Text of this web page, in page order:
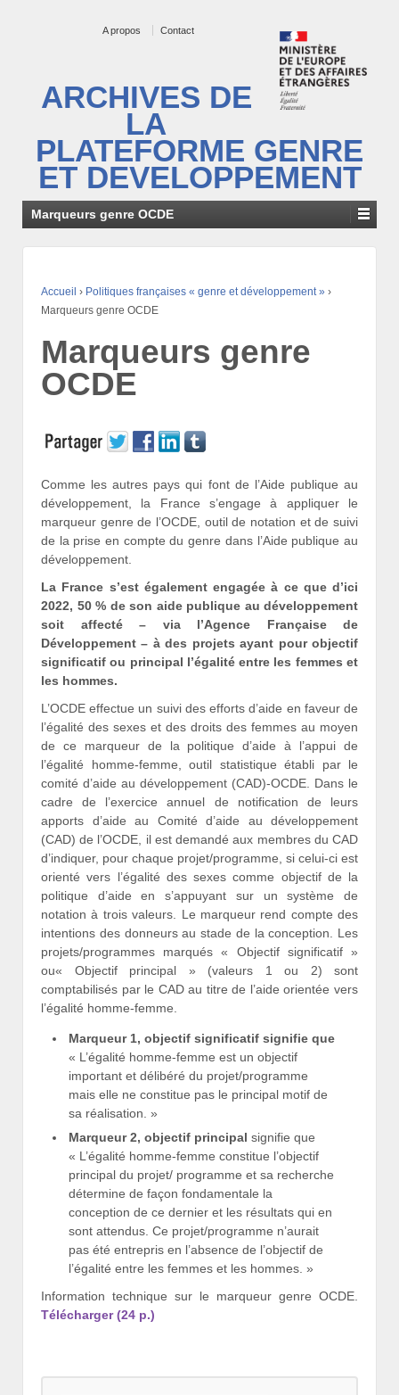
A propos Contact
ARCHIVES DE
LA
PLATEFORME GENRE
ET DEVELOPPEMENT
Marqueurs genre OCDE
Accueil › Politiques françaises « genre et développement » ›
Marqueurs genre OCDE
Marqueurs genre
OCDE
Comme les autres pays qui font de l’Aide publique au
développement, la France s’engage à appliquer le
marqueur genre de l’OCDE, outil de notation et de suivi
de la prise en compte du genre dans l’Aide publique au
développement.
La France s’est également engagée à ce que d’ici
2022, 50 % de son aide publique au développement
soit affecté – via l’Agence Française de
Développement – à des projets ayant pour objectif
significatif ou principal l’égalité entre les femmes et
les hommes.
L’OCDE effectue un suivi des efforts d’aide en faveur de
l’égalité des sexes et des droits des femmes au moyen
de ce marqueur de la politique d’aide à l’appui de
l’égalité homme-femme, outil statistique établi par le
comité d’aide au développement (CAD)-OCDE. Dans le
cadre de l’exercice annuel de notification de leurs
apports d’aide au Comité d’aide au développement
(CAD) de l’OCDE, il est demandé aux membres du CAD
d’indiquer, pour chaque projet/programme, si celui-ci est
orienté vers l’égalité des sexes comme objectif de la
politique d’aide en s’appuyant sur un système de
notation à trois valeurs. Le marqueur rend compte des
intentions des donneurs au stade de la conception. Les
projets/programmes marqués « Objectif significatif »
ou« Objectif principal » (valeurs 1 ou 2) sont
comptabilisés par le CAD au titre de l’aide orientée vers
l’égalité homme-femme.
Marqueur 1, objectif significatif signifie que
« L’égalité homme-femme est un objectif
important et délibéré du projet/programme
mais elle ne constitue pas le principal motif de
sa réalisation. »
Marqueur 2, objectif principal signifie que
« L’égalité homme-femme constitue l’objectif
principal du projet/ programme et sa recherche
détermine de façon fondamentale la
conception de ce dernier et les résultats qui en
sont attendus. Ce projet/programme n’aurait
pas été entrepris en l’absence de l’objectif de
l’égalité entre les femmes et les hommes. »
Information technique sur le marqueur genre OCDE.
Télécharger (24 p.)